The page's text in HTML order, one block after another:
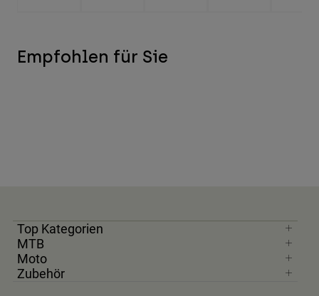
Empfohlen für Sie
Top Kategorien
MTB
Moto
Zubehör